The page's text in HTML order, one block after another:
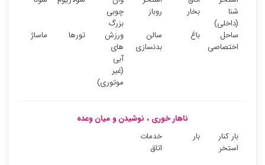
شنا
(داخلی)
بخار
روباز
چوبی
بزرگ
ساحل
اختصاصی
باغ
سالن
بدنسازی
ورزش
های
آبی
(غیر
موتوری)
تورها ماساژ
ناهار خوری ، نوشیدن و میان وعده
بار کنار
استخر
بار
خدمات
اتاق